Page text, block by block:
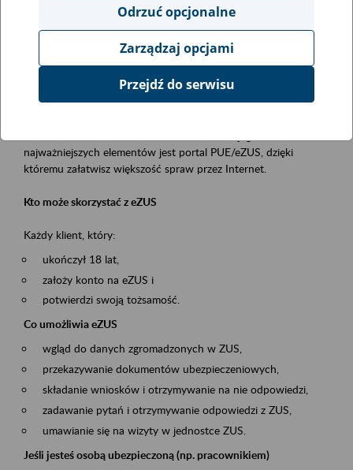
Obszar merytoryczny
obsługa klientów
Opis wydarzenia
Platforma Usług Elektronicznych ZUS eZUS
najważniejszych elementów jest portal PUE/eZUS, dzięki
któremu załatwisz większość spraw przez Internet.
Kto może skorzystać z eZUS
Każdy klient, który:
ukończył 18 lat,
założy konto na eZUS i
potwierdzi swoją tożsamość.
Co umożliwia eZUS
wgląd do danych zgromadzonych w ZUS,
przekazywanie dokumentów ubezpieczeniowych,
składanie wniosków i otrzymywanie na nie odpowiedzi,
zadawanie pytań i otrzymywanie odpowiedzi z ZUS,
umawianie się na wizyty w jednostce ZUS.
Jeśli jesteś osobą ubezpieczoną (np. pracownikiem)
Odrzuć opcjonalne
Zarządzaj opcjami
Przejdź do serwisu